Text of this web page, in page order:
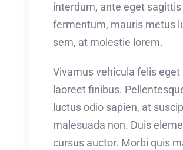
interdum, ante eget sagittis
fermentum, mauris metus
sem, at molestie lorem.
Vivamus vehicula felis eget
laoreet finibus.
luctus odio sapien, at
malesuada non. Duis
cursus auctor. Morbi quis